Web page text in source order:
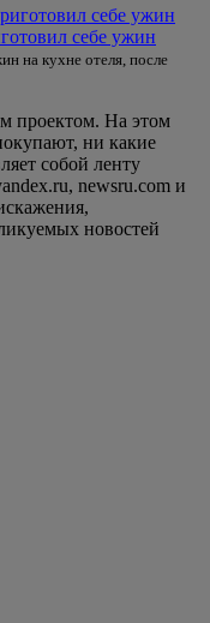
себе ужин
на кухне отеля, после
проектом. На этом
ни какие
собой ленту
newsru.com и
новостей